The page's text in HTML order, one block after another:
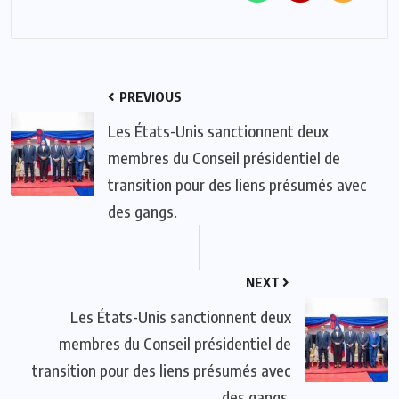
PREVIOUS
Les États-Unis sanctionnent deux
membres du Conseil présidentiel de
transition pour des liens présumés avec
des gangs.
NEXT
Les États-Unis sanctionnent deux
membres du Conseil présidentiel de
transition pour des liens présumés avec